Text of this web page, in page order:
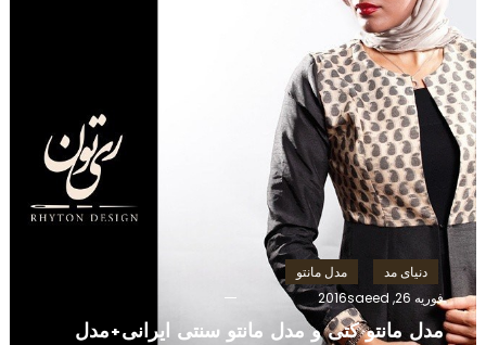
دنیای مد
مدل مانتو
فوریه 26, 2016
saeed
مدل مانتو کتی و مدل مانتو سنتی ایرانی+مدل